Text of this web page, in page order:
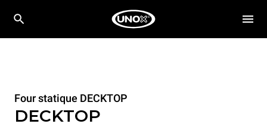
Four statique DECKTOP
DECKTOP